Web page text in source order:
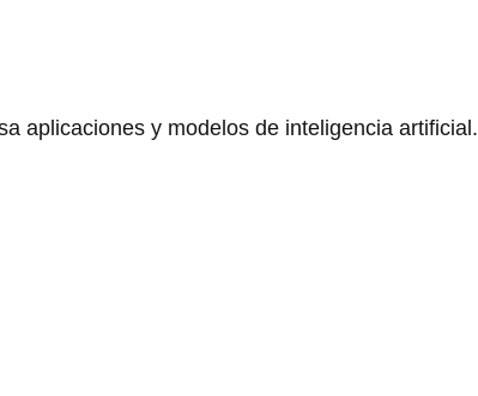
aplicaciones y modelos de inteligencia artificial.